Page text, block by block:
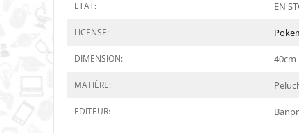
ETAT: EN
LICENSE:
DIMENSION: 40cm
MATIÈRE:
EDITEUR: